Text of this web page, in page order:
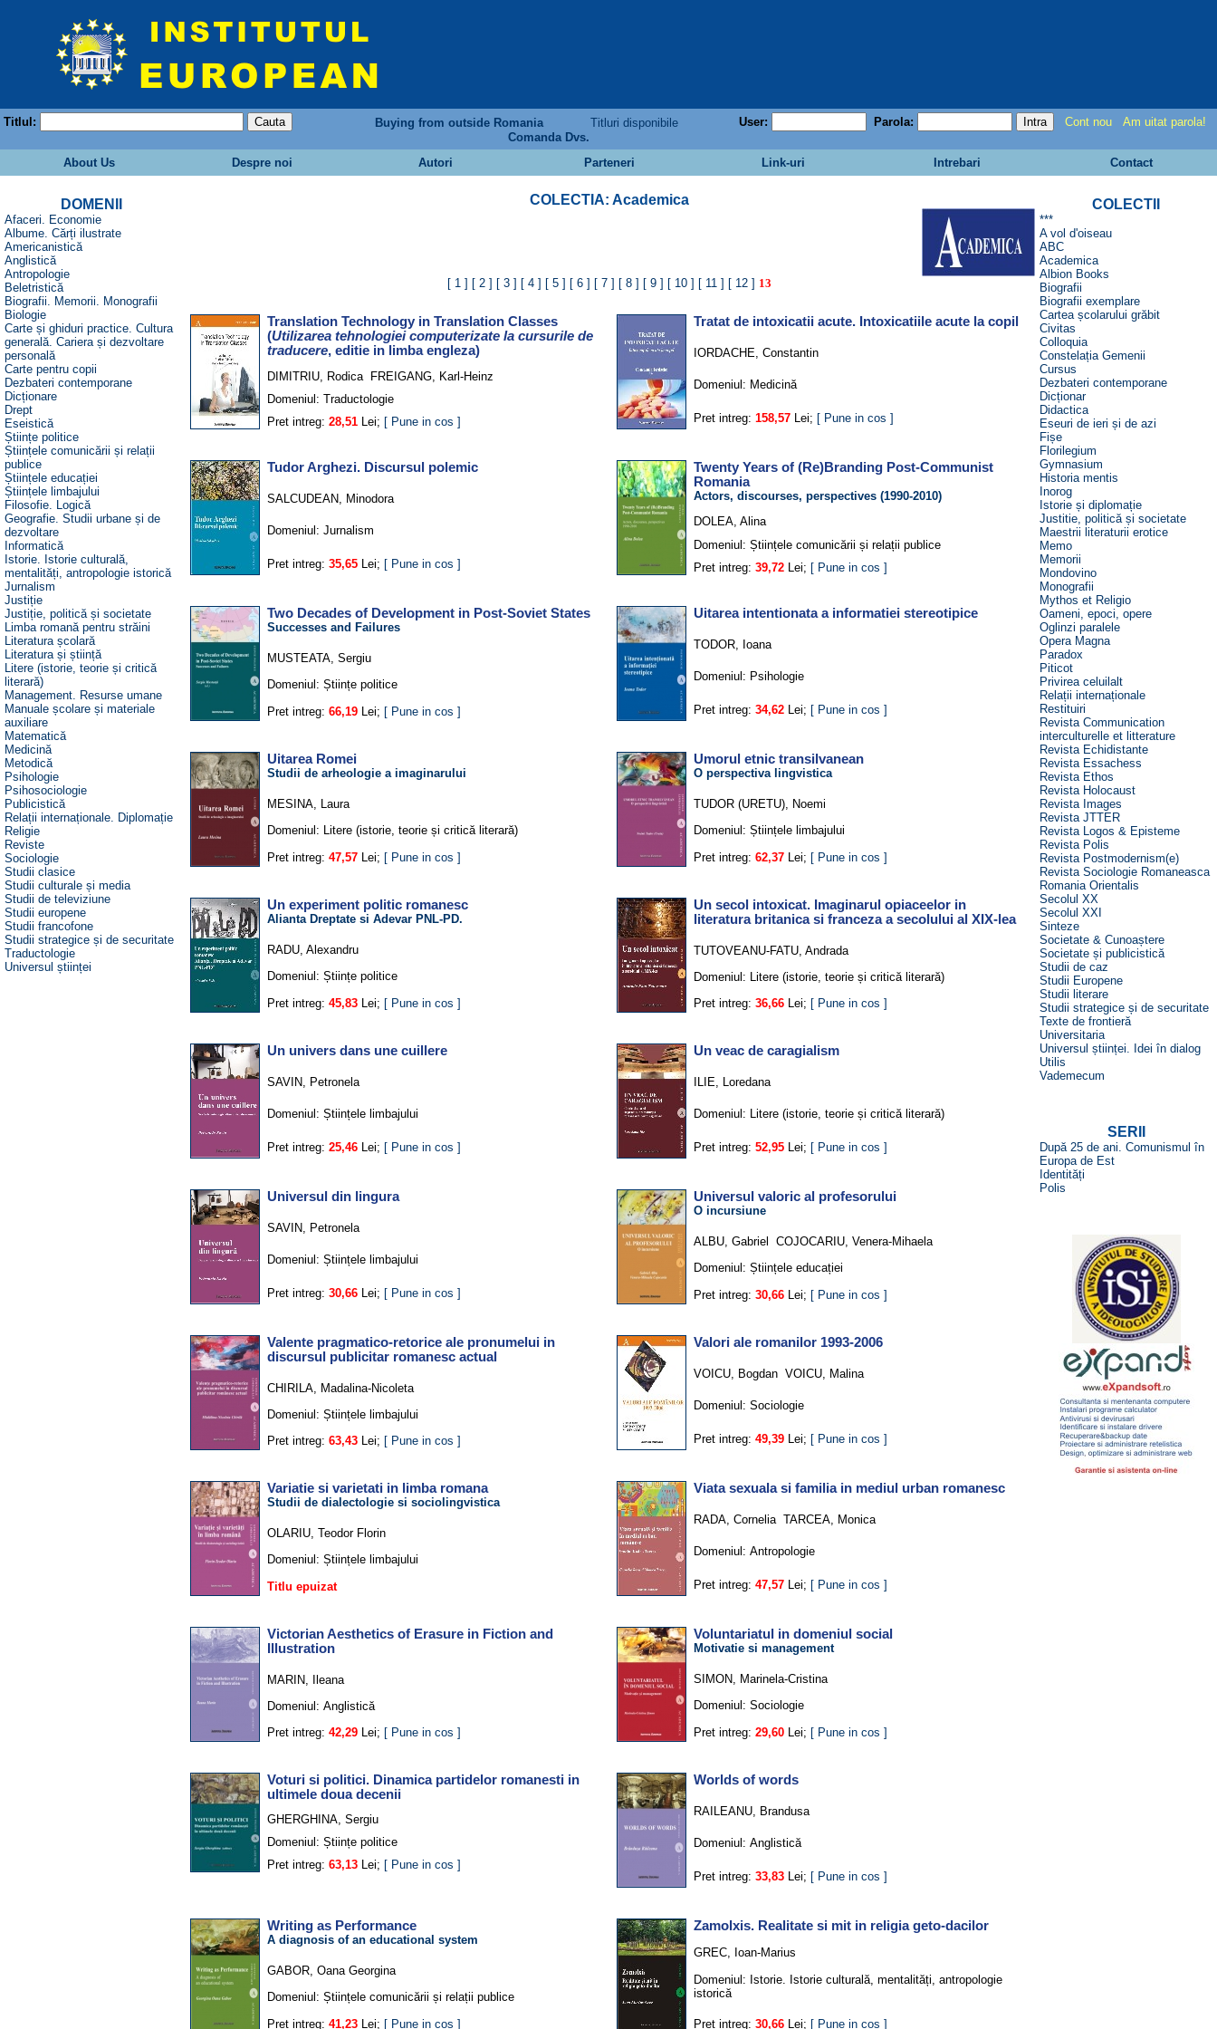
Titlul: Buying from outside Romania
Titluri disponibile
Comanda Dvs.
User: Parola: Cont nou Am uitat parola!
About Us Despre noi Autori Parteneri Link-uri Intrebari Contact
DOMENII
Afaceri. Economie
Albume. Cărți ilustrate
Americanistică
Anglistică
Antropologie
Beletristică
Biografii. Memorii. Monografii
Biologie
Carte și ghiduri practice. Cultura
generală. Cariera și dezvoltare
personală
Carte pentru copii
Dezbateri contemporane
Dicționare
Drept
Eseistică
Științe politice
Științele comunicării și relații
publice
Științele educației
Științele limbajului
Filosofie. Logică
Geografie. Studii urbane și de
dezvoltare
Informatică
Istorie. Istorie culturală,
mentalități, antropologie istorică
Jurnalism
Justiție
Justiție, politică și societate
Limba romană pentru străini
Literatura școlară
Literatura și știință
Litere (istorie, teorie și critică
literară)
Management. Resurse umane
Manuale școlare și materiale
auxiliare
Matematică
Medicină
Metodică
Psihologie
Psihosociologie
Publicistică
Relații internaționale. Diplomație
Religie
Reviste
Sociologie
Studii clasice
Studii culturale și media
Studii de televiziune
Studii europene
Studii francofone
Studii strategice și de securitate
Traductologie
Universul științei
COLECTIA: Academica
[ 1 ] [ 2 ] [ 3 ] [ 4 ] [ 5 ] [ 6 ] [ 7 ] [ 8 ] [ 9 ] [ 10 ] [ 11 ] [ 12 ] 13
Translation Technology in Translation Classes
(Utilizarea tehnologiei computerizate la cursurile de
traducere, editie in limba engleza)
DIMITRIU, Rodica
FREIGANG, Karl-Heinz
Domeniul: Traductologie
Pret intreg: 28,51 Lei; [ Pune in cos ]
Tratat de intoxicatii acute. Intoxicatiile acute la copil
IORDACHE, Constantin
Domeniul: Medicină
Pret intreg: 158,57 Lei; [ Pune in cos ]
Tudor Arghezi. Discursul polemic
SALCUDEAN, Minodora
Domeniul: Jurnalism
Pret intreg: 35,65 Lei; [ Pune in cos ]
Twenty Years of (Re)Branding Post-Communist
Romania
Actors, discourses, perspectives (1990-2010)
DOLEA, Alina
Domeniul: Științele comunicării și relații publice
Pret intreg: 39,72 Lei; [ Pune in cos ]
Two Decades of Development in Post-Soviet States
Successes and Failures
MUSTEATA, Sergiu
Domeniul: Științe politice
Pret intreg: 66,19 Lei; [ Pune in cos ]
Uitarea intentionata a informatiei stereotipice
TODOR, Ioana
Domeniul: Psihologie
Pret intreg: 34,62 Lei; [ Pune in cos ]
Uitarea Romei
Studii de arheologie a imaginarului
MESINA, Laura
Domeniul: Litere (istorie, teorie și critică literară)
Pret intreg: 47,57 Lei; [ Pune in cos ]
Umorul etnic transilvanean
O perspectiva lingvistica
TUDOR (URETU), Noemi
Domeniul: Științele limbajului
Pret intreg: 62,37 Lei; [ Pune in cos ]
Un experiment politic romanesc
Alianta Dreptate si Adevar PNL-PD.
RADU, Alexandru
Domeniul: Științe politice
Pret intreg: 45,83 Lei; [ Pune in cos ]
Un secol intoxicat. Imaginarul opiaceelor in
literatura britanica si franceza a secolului al XIX-lea
TUTOVEANU-FATU, Andrada
Domeniul: Litere (istorie, teorie și critică literară)
Pret intreg: 36,66 Lei; [ Pune in cos ]
Un univers dans une cuillere
SAVIN, Petronela
Domeniul: Științele limbajului
Pret intreg: 25,46 Lei; [ Pune in cos ]
Un veac de caragialism
ILIE, Loredana
Domeniul: Litere (istorie, teorie și critică literară)
Pret intreg: 52,95 Lei; [ Pune in cos ]
Universul din lingura
SAVIN, Petronela
Domeniul: Științele limbajului
Pret intreg: 30,66 Lei; [ Pune in cos ]
Universul valoric al profesorului
O incursiune
ALBU, Gabriel
COJOCARIU, Venera-Mihaela
Domeniul: Științele educației
Pret intreg: 30,66 Lei; [ Pune in cos ]
Valente pragmatico-retorice ale pronumelui in
discursul publicitar romanesc actual
CHIRILA, Madalina-Nicoleta
Domeniul: Științele limbajului
Pret intreg: 63,43 Lei; [ Pune in cos ]
Valori ale romanilor 1993-2006
VOICU, Bogdan VOICU, Malina
Domeniul: Sociologie
Pret intreg: 49,39 Lei; [ Pune in cos ]
Variatie si varietati in limba romana
Studii de dialectologie si sociolingvistica
OLARIU, Teodor Florin
Domeniul: Științele limbajului
Titlu epuizat
Viata sexuala si familia in mediul urban romanesc
RADA, Cornelia TARCEA, Monica
Domeniul: Antropologie
Pret intreg: 47,57 Lei; [ Pune in cos ]
Victorian Aesthetics of Erasure in Fiction and
Illustration
MARIN, Ileana
Domeniul: Anglistică
Pret intreg: 42,29 Lei; [ Pune in cos ]
Voluntariatul in domeniul social
Motivatie si management
SIMON, Marinela-Cristina
Domeniul: Sociologie
Pret intreg: 29,60 Lei; [ Pune in cos ]
Voturi si politici. Dinamica partidelor romanesti in
ultimele doua decenii
GHERGHINA, Sergiu
Domeniul: Științe politice
Pret intreg: 63,13 Lei; [ Pune in cos ]
Worlds of words
RAILEANU, Brandusa
Domeniul: Anglistică
Pret intreg: 33,83 Lei; [ Pune in cos ]
Writing as Performance
A diagnosis of an educational system
GABOR, Oana Georgina
Domeniul: Științele comunicării și relații publice
Pret intreg: 41,23 Lei; [ Pune in cos ]
Zamolxis. Realitate si mit in religia geto-dacilor
GREC, Ioan-Marius
Domeniul: Istorie. Istorie culturală, mentalități, antropologie
istorică
Pret intreg: 30,66 Lei; [ Pune in cos ]
COLECTII
***
A vol d'oiseau
ABC
Academica
Albion Books
Biografii
Biografii exemplare
Cartea școlarului grăbit
Civitas
Colloquia
Constelația Gemenii
Cursus
Dezbateri contemporane
Dicționar
Didactica
Eseuri de ieri și de azi
Fișe
Florilegium
Gymnasium
Historia mentis
Inorog
Istorie și diplomație
Justitie, politică și societate
Maestrii literaturii erotice
Memo
Memorii
Mondovino
Monografii
Mythos et Religio
Oameni, epoci, opere
Oglinzi paralele
Opera Magna
Paradox
Piticot
Privirea celuilalt
Relații internaționale
Restituiri
Revista Communication
interculturelle et litterature
Revista Echidistante
Revista Essachess
Revista Ethos
Revista Holocaust
Revista Images
Revista JTTER
Revista Logos & Episteme
Revista Polis
Revista Postmodernism(e)
Revista Sociologie Romaneasca
Romania Orientalis
Secolul XX
Secolul XXI
Sinteze
Societate & Cunoaștere
Societate și publicistică
Studii de caz
Studii Europene
Studii literare
Studii strategice și de securitate
Texte de frontieră
Universitaria
Universul științei. Idei în dialog
Utilis
Vademecum
SERII
După 25 de ani. Comunismul în
Europa de Est
Identități
Polis